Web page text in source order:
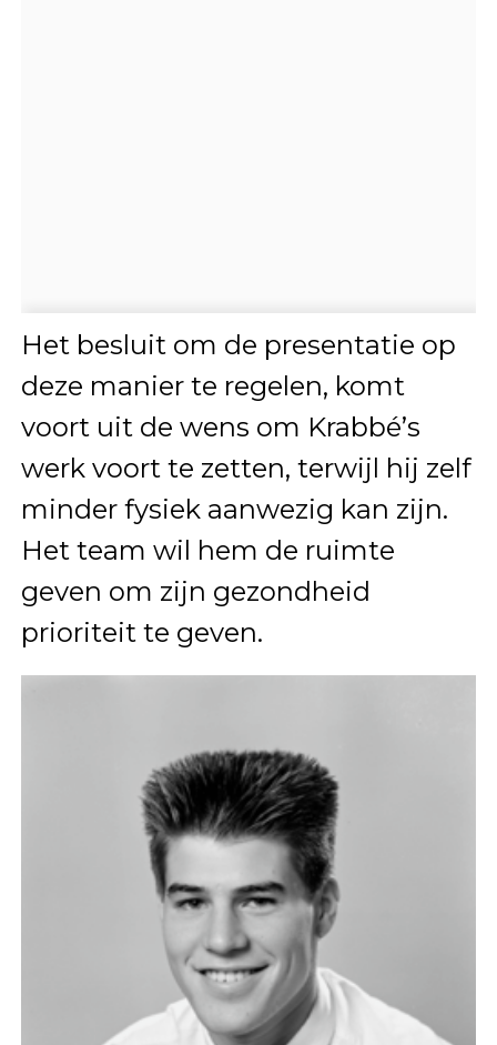
Het besluit om de presentatie op
deze manier te regelen, komt
voort uit de wens om Krabbé’s
werk voort te zetten, terwijl hij zelf
minder fysiek aanwezig kan zijn.
Het team wil hem de ruimte
geven om zijn gezondheid
prioriteit te geven.